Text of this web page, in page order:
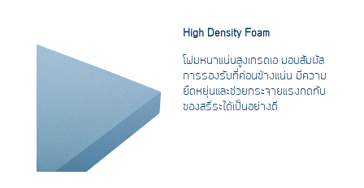
High Density Foam
โฟมหนาแน่นสูงเกรดเอ มอบสัมผัส
การรองรับที่ค่อนข้างแน่น มีความ
ยืดหยุ่นและช่วยกระจายแรงกดทับ
ของสรีระได้เป็นอย่างดี